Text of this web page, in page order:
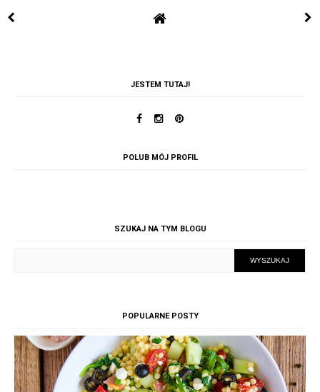
JESTEM TUTAJ!
POLUB MÓJ PROFIL
SZUKAJ NA TYM BLOGU
POPULARNE POSTY